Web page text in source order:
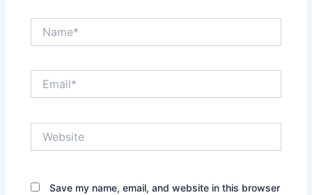
Save my name, email, and website in this browser